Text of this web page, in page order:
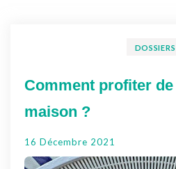
DOSSIERS
Comment profiter
maison ?
16 Décembre 2021